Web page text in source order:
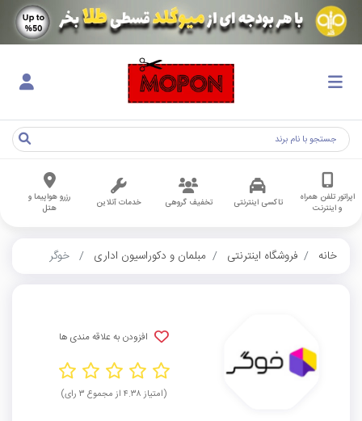
اپراتور تلفن همراه
و اینترنت
تاکسی اینترنتی تخفیف گروهی خدمات آنلاین
رزرو هواپیما و
هتل
خانه فروشگاه اینترنتی مبلمان و دکوراسیون اداری خوگر
افزودن به علاقه مندی ها
(امتیاز ۴.۳۸ از مجموع ۳ رای)